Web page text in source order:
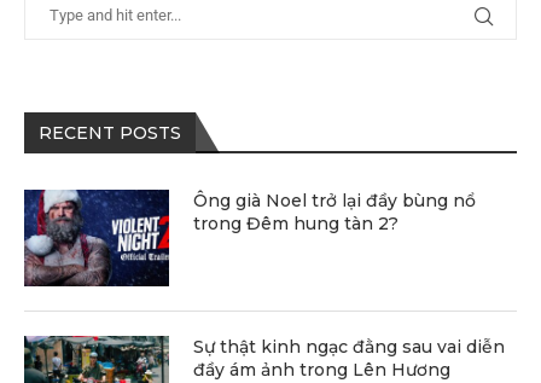
RECENT POSTS
Ông già Noel trở lại đầy bùng nổ
trong Đêm hung tàn 2?
Sự thật kinh ngạc đằng sau vai diễn
đầy ám ảnh trong Lên Hương